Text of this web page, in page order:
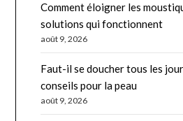
Comment éloigner les
solutions qui fonctionnent
août 9, 2026
Faut-il se doucher tous les
conseils pour la peau
août 9, 2026